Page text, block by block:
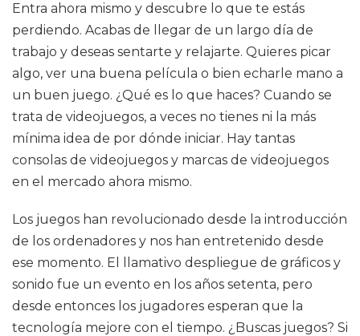
Entra ahora mismo y descubre lo que te estás
perdiendo. Acabas de llegar de un largo día de
trabajo y deseas sentarte y relajarte. Quieres picar
algo, ver una buena película o bien echarle mano a
un buen juego. ¿Qué es lo que haces? Cuando se
trata de videojuegos, a veces no tienes ni la más
mínima idea de por dónde iniciar. Hay tantas
consolas de videojuegos y marcas de videojuegos
en el mercado ahora mismo.
Los juegos han revolucionado desde la introducción
de los ordenadores y nos han entretenido desde
ese momento. El llamativo despliegue de gráficos y
sonido fue un evento en los años setenta, pero
desde entonces los jugadores esperan que la
tecnología mejore con el tiempo. ¿Buscas juegos? Si